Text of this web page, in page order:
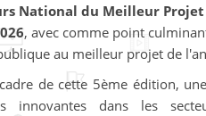
National du Meilleur Projet
, avec comme point
au meilleur projet de
de cette 5ème édition,
innovantes dans les